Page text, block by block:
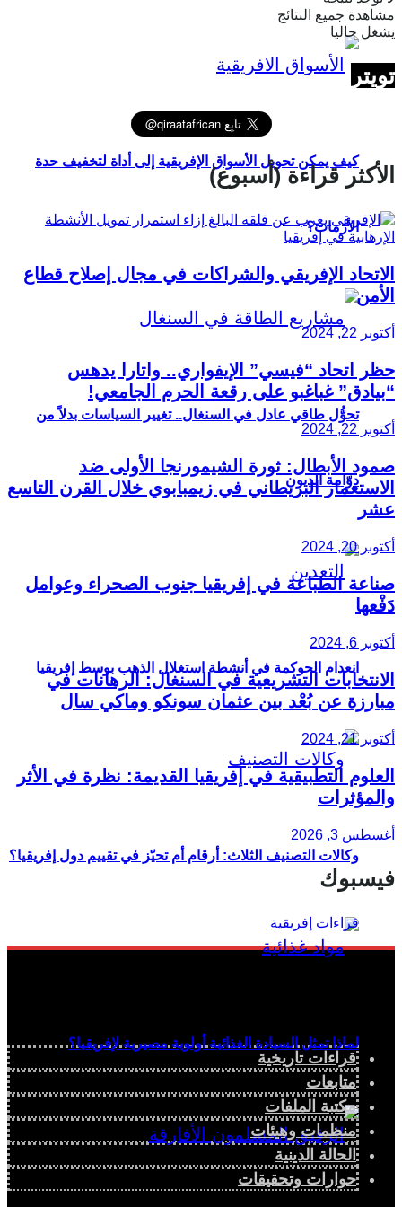
كيف يمكن تحويل الأسواق الإفريقية إلى أداة لتخفيف حدة
الأزمات؟
تحوُّل طاقي عادل في السنغال.. تغيير السياسات بدلاً من
دوّامة الديون
انعدام الحوكمة في أنشطة استغلال الذهب بوسط إفريقيا
وكالات التصنيف الثلاث: أرقام أم تحيّز في تقييم دول إفريقيا؟
لماذا تمثل السيادة الغذائية أولوية مصيرية لإفريقيا؟
مشاهدة جميع النتائج
يشغل حاليا
تويتر
الأكثر قراءة (أسبوع)
الاتحاد الإفريقي والشراكات في مجال إصلاح قطاع
الأمن
أكتوبر 22, 2024
حظر اتحاد “فيسي” الإيفواري.. واتارا يدهس
“بيادق” غباغبو على رقعة الحرم الجامعي!
أكتوبر 22, 2024
صمود الأبطال: ثورة الشيمورنجا الأولى ضد
الاستعمار البريطاني في زيمبابوي خلال القرن التاسع
عشر
أكتوبر 20, 2024
صناعة الطباعة في إفريقيا جنوب الصحراء وعوامل
دَفْعها
أكتوبر 6, 2024
الانتخابات التشريعية في السنغال: الرهانات في
مبارزة عن بُعْد بين عثمان سونكو وماكي سال
أكتوبر 21, 2024
العلوم التطبيقية في إفريقيا القديمة: نظرة في الأثر
والمؤثرات
أغسطس 3, 2026
فيسبوك
قراءات تاريخية
متابعات
مكتبة الملفات
منظمات وهيئات
الحالة الدينية
حوارات وتحقيقات